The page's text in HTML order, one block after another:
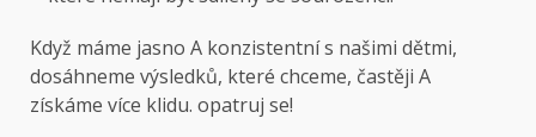
Když máme jasno A konzistentní s našimi dětmi,
dosáhneme výsledků, které chceme, častěji A
získáme více klidu. opatruj se!